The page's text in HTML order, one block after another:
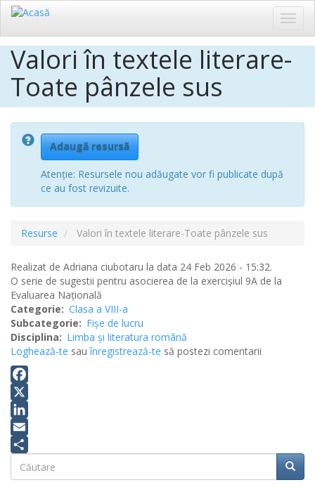
Sari
conținutul
principal
Valori în textele literare-
Toate pânzele sus
Adaugă resursă
Atenție: Resursele nou adăugate vor fi publicate după
ce au fost revizuite.
Resurse Valori în textele literare-Toate pânzele sus
Realizat de Adriana ciubotaru la data 24 Feb 2026 - 15:32.
O serie de sugestii pentru asocierea de la exercişiul 9A de la
Evaluarea Naţională
Categorie
Clasa a VIII-a
Subcategorie
Fișe de lucru
Disciplina
Limba şi literatura română
Loghează-te sauînregistrează-te să postezi comentarii
Facebook
X
LinkedIn
Email
Share
Căutare
Căutare